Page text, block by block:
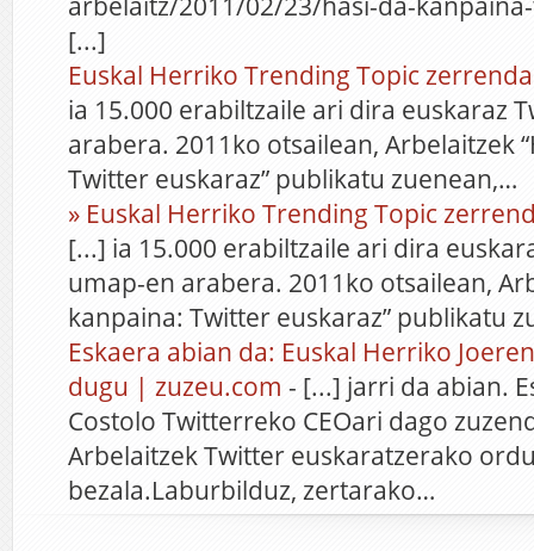
[...]
Euskal Herriko Trending Topic
ia 15.000 erabiltzaile ari dira euskaraz
arabera. 2011ko otsailean, Arbelaitzek
Twitter euskaraz” publikatu zuenean,…
» Euskal Herriko Trending Topic
[...] ia 15.000 erabiltzaile ari dira
umap-en arabera. 2011ko otsailean,
kanpaina: Twitter euskaraz” publikatu
Eskaera abian da: Euskal Herriko
dugu | zuzeu.com - [...] jarri da abian.
Costolo Twitterreko CEOari dago
Arbelaitzek Twitter euskaratzerako
bezala.Laburbilduz, zertarako…